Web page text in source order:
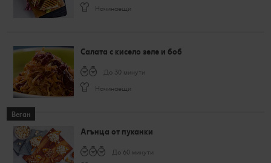
Начинаещи
Веган
Салата с кисело зеле и боб
До 30 минути
Начинаещи
Агънца от пуканки
До 60 минути